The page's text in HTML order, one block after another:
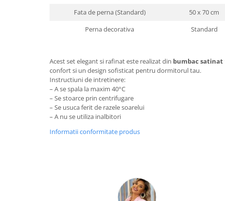
Fata de perna (Standard)
50 x 70 cm
Perna decorativa
Standard
Acest set elegant si rafinat este realizat din bumbac satinat
confort si un design sofisticat pentru dormitorul tau.
Instructiuni de intretinere:
– A se spala la maxim 40°C
– Se stoarce prin centrifugare
– Se usuca ferit de razele soarelui
– A nu se utiliza inalbitori
Informatii conformitate produs